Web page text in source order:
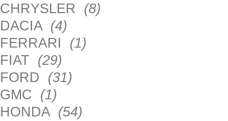
CHRYSLER (8)
DACIA (4)
FERRARI (1)
FIAT (29)
FORD (31)
GMC (1)
HONDA (54)